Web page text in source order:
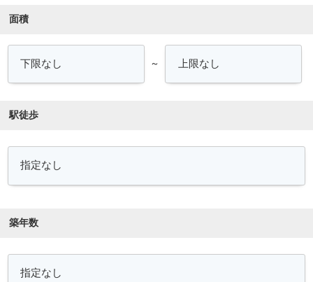
面積
～
駅徒歩
築年数